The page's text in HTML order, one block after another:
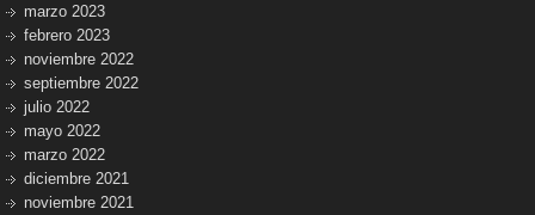
marzo 2023
febrero 2023
noviembre 2022
septiembre 2022
julio 2022
mayo 2022
marzo 2022
diciembre 2021
noviembre 2021